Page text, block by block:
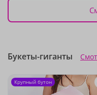
Букеты-гиганты
Крупный бутон